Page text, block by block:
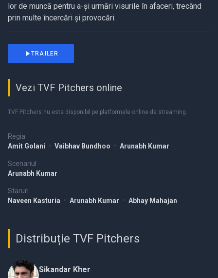
lor de muncă pentru a-și urmări visurile în afaceri, trecând
prin multe încercări și provocări.
Regia
Amit Golani • Vaibhav Bundhoo • Arunabh Kumar
Scenariul
Arunabh Kumar
Staruri
Naveen Kasturia • Arunabh Kumar • Abhay Mahajan
TRAILER
Vezi TVF Pitchers online
TVF Pitchers nu este disponibil pe platformele online de streaming.
Distribuție TVF Pitchers
Sikandar Kher